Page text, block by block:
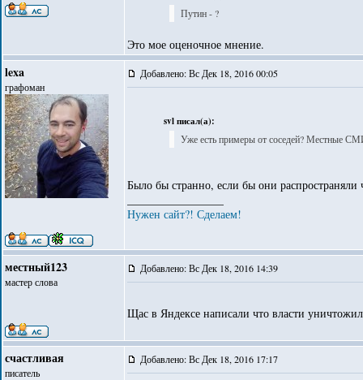
Путин - ?
Это мое оценочное мнение.
lexa
графоман
Добавлено: Вс Дек 18, 2016 00:05
svl писал(а):
Уже есть примеры от соседей? Местные
Было бы странно, если бы они распространяли
Нужен сайт?! Сделаем!
местный123
мастер слова
Добавлено: Вс Дек 18, 2016 14:39
Щас в Яндексе написали что власти
счастливая
писатель
Добавлено: Вс Дек 18, 2016 17:17